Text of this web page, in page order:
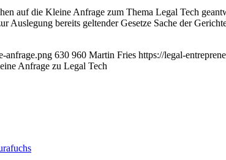
auf die Kleine Anfrage zum Thema Legal Tech
Auslegung bereits geltender Gesetze Sache der
anfrage.png 630 960 Martin Fries https://legal-
Anfrage zu Legal Tech